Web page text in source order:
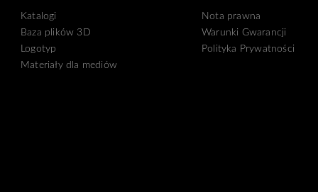
Katalogi
Baza plików 3D
Logotyp
Materiały dla mediów
Nota prawna
Warunki Gwarancji
Polityka Prywatności